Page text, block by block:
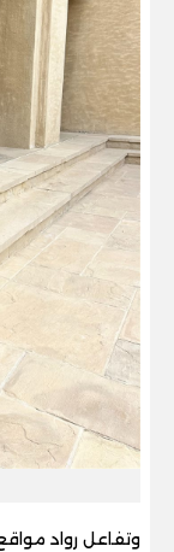
وتفاعل رواد